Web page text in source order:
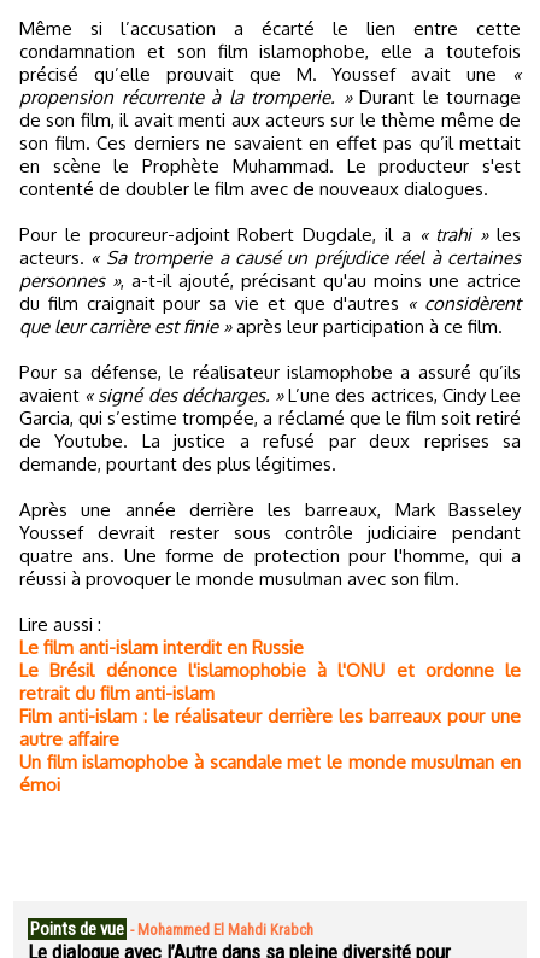
Même si l’accusation a écarté le lien entre cette
condamnation et son film islamophobe, elle a toutefois
précisé qu’elle prouvait que M. Youssef avait une
«
propension récurrente à la tromperie. »Durant le tournage
de son film, il avait menti aux acteurs sur le thème même de
son film. Ces derniers ne savaient en effet pas qu’il mettait
en scène le Prophète Muhammad. Le producteur s'est
contenté de doubler le film avec de nouveaux dialogues.
Pour le procureur-adjoint Robert Dugdale, il a « trahi »les
acteurs. « Sa tromperie a causé un préjudice réel à certaines
personnes », a-t-il ajouté, précisant qu'au moins une actrice
du film craignait pour sa vie et que d'autres « considèrent
que leur carrière est finie »après leur participation à ce film.
Pour sa défense, le réalisateur islamophobe a assuré qu’ils
avaient « signé des décharges. »L’une des actrices, Cindy Lee
Garcia, qui s’estime trompée, a réclamé que le film soit retiré
de Youtube. La justice a refusé par deux reprises sa
demande, pourtant des plus légitimes.
Après une année derrière les barreaux, Mark Basseley
Youssef devrait rester sous contrôle judiciaire pendant
quatre ans. Une forme de protection pour l'homme, qui a
réussi à provoquer le monde musulman avec son film.
Lire aussi :
Le film anti-islam interdit en Russie
Le Brésil dénonce l'islamophobie à l'ONU et ordonne le
retrait du film anti-islam
Film anti-islam : le réalisateur derrière les barreaux pour une
autre affaire
Un film islamophobe à scandale met le monde musulman en
émoi
Points de vue - Mohammed El Mahdi Krabch
Le dialogue avec l’Autre dans sa pleine diversité pour